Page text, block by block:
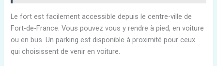
Le fort est facilement accessible depuis le centre-ville de
Fort-de-France. Vous pouvez vous y rendre à pied, en voiture
ou en bus. Un parking est disponible à proximité pour ceux
qui choisissent de venir en voiture.